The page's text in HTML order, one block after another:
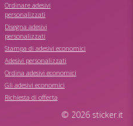
Ordinare adesivi
personalizzati
Disegna adesivi
personalizzati
Stampa di adesivi economici
Adesivi personalizzati
Ordina adesivi economici
Gli adesivi economici
Richiesta di offerta
© 2026 sticker.it